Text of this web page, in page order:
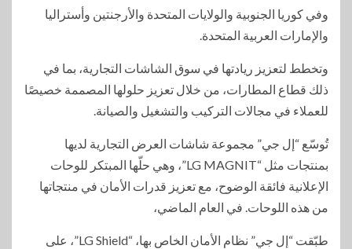
وفي كوريا الجنوبية والولايات المتحدة والأرجنتين وأستراليا
والإمارات العربية المتحدة.
وتخطط لتعزيز ريادتها في سوق الشاشات التجارية، بما في
ذلك قطاع المطارات، من خلال تعزيز حلولها المصممة خصيصًا
للعملاء في مجالات التركيب والتشغيل والصيانة.
تُوسّع “إل جي” مجموعة شاشات العرض التجارية لديها
بمنتجات مثل “LG MAGNIT”، وهي حلّها المبتكر للوحات
الإعلانية فائقة الوضوح، مع تعزيز قدرات الأمان في منتجاتها
من هذه اللوحات. في العام الماضي،
طبّقت “إل جي” نظام الأمان الخاص بها، “LG Shield”، على